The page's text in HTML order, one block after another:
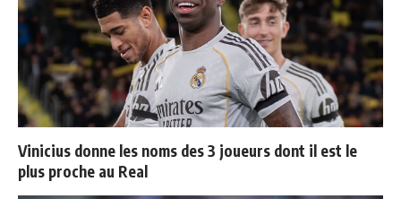
Vinicius donne les noms des 3 joueurs dont il est le
plus proche au Real